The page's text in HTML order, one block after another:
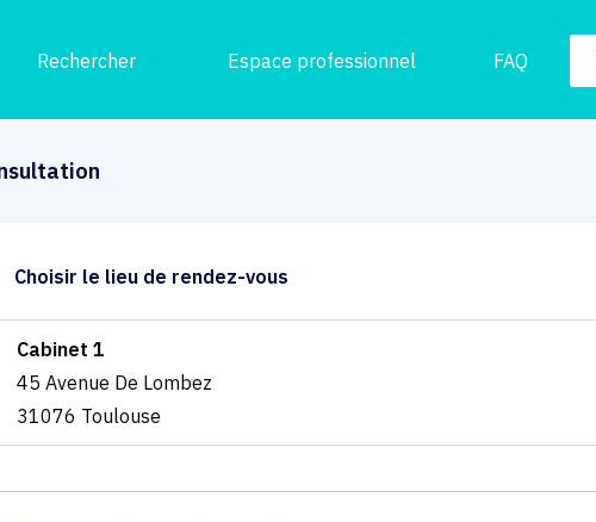
Rechercher Espace professionnel FAQ
Choisir le lieu de rendez-vous
Cabinet 1
45 Avenue De Lombez
31076 Toulouse